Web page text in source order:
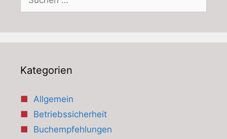
nach:
Kategorien
Allgemein
Betriebssicherheit
Buchempfehlungen